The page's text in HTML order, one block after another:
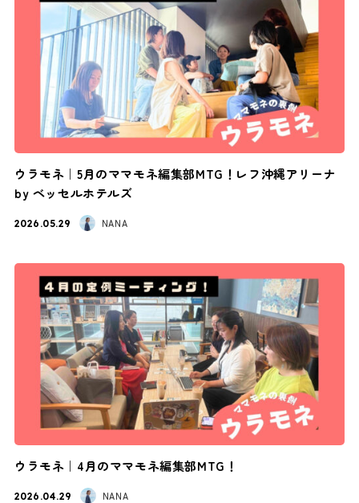
ウラモネ｜5月のママモネ編集部MTG！レフ沖縄アリーナ
by ベッセルホテルズ
2026.05.29 NANA
ウラモネ｜4月のママモネ編集部MTG！
2026.04.29 NANA